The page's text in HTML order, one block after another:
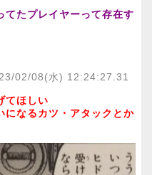
てたプレイヤーって存在す
02/08(水) 12:24:27.31
てほしい
になるカツ・アタックとか